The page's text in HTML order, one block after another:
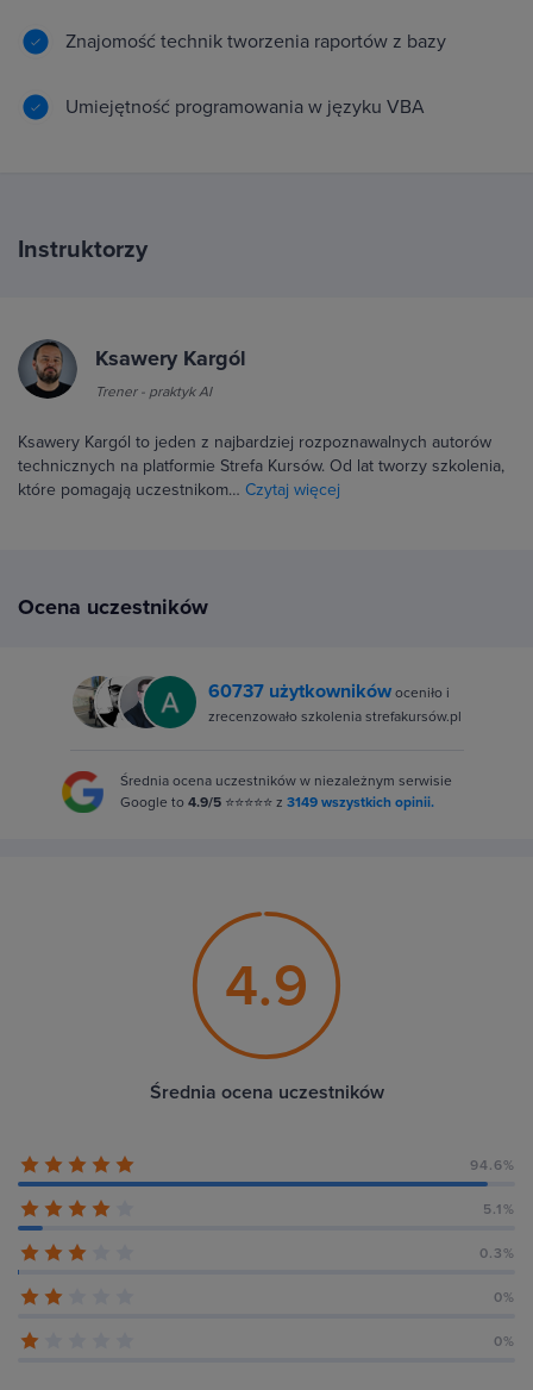
Znajomość technik tworzenia raportów z bazy
Umiejętność programowania w języku VBA
Instruktorzy
Ksawery Kargól
Trener - praktyk AI
Ksawery Kargól to jeden z najbardziej rozpoznawalnych autorów
technicznych na platformie Strefa Kursów. Od lat tworzy szkolenia,
które pomagają uczestnikom… Czytaj więcej
Ocena uczestników
60737 użytkownikówoceniło i
zrecenzowało szkolenia strefakursów.pl
Średnia ocena uczestników w niezależnym serwisie
Google to 4.9/5 ⭐⭐⭐⭐⭐ z 3149 wszystkich opinii.
4.9
Średnia ocena uczestników
94.6%
5.1%
0.3%
0%
0%